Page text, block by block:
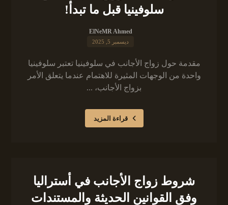
سلوفينيا قبل ما تبدأ!
ElNeMR Ahmed
ديسمبر 5, 2025
مقدمة حول زواج الأجانب في سلوفينيا تعتبر سلوفينيا
واحدة من الوجهات المثيرة للاهتمام عندما يتعلق الأمر
بزواج الأجانب، ...
قراءة المزيد
شروط زواج الأجانب في أستراليا
وفق القوانين الحديثة والمستندات